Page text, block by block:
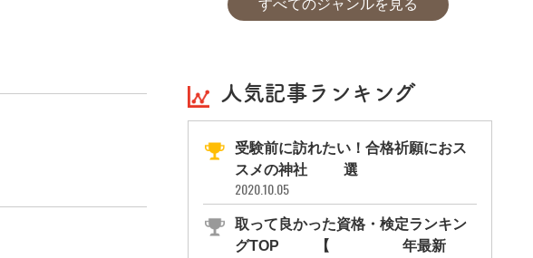
すべてのジャンルを見る
人気記事ランキング
受験前に訪れたい！合格祈願におス
スメの神社11選
2020.10.05
取って良かった資格・検定ランキン
グTOP10【2026年最新